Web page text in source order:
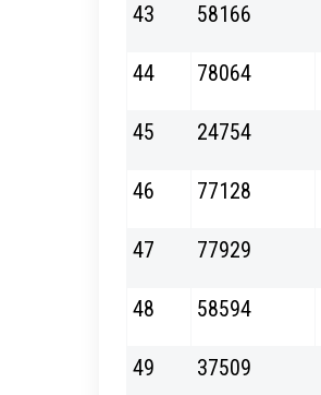
43 58166
44 78064
45 24754
46 77128
47 77929
48 58594
49 37509